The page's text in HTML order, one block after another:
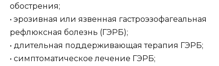
обострения;
• эрозивная или язвенная гастроэзофагеальная
рефлюксная болезнь (ГЭРБ);
• длительная поддерживающая терапия ГЭРБ;
• симптоматическое лечение ГЭРБ;